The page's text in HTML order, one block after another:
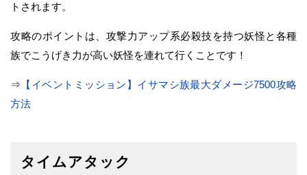
トされます。
攻略のポイントは、攻撃力アップ系必殺技を持つ妖怪と各種
族でこうげき力が高い妖怪を連れて行くことです！
⇒ 【イベントミッション】イサマシ族最大ダメージ7500攻略
方法
タイムアタック